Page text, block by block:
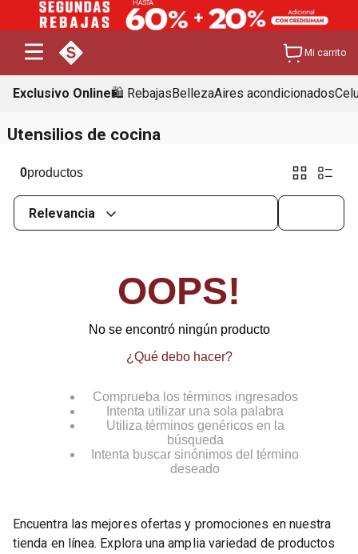
Mi carrito
Exclusivo Online🛍️ RebajasBellezaAires acondicionados
Utensilios de cocina
0
Relevancia
OOPS!
No se encontró ningún producto
¿Qué debo hacer?
Comprueba los términos ingresados
Intenta utilizar una sola palabra
Utiliza términos genéricos en la
búsqueda
Intenta buscar sinónimos del término
deseado
Encuentra las mejores ofertas y promociones en nuestra
tienda en línea. Explora una amplia variedad de productos